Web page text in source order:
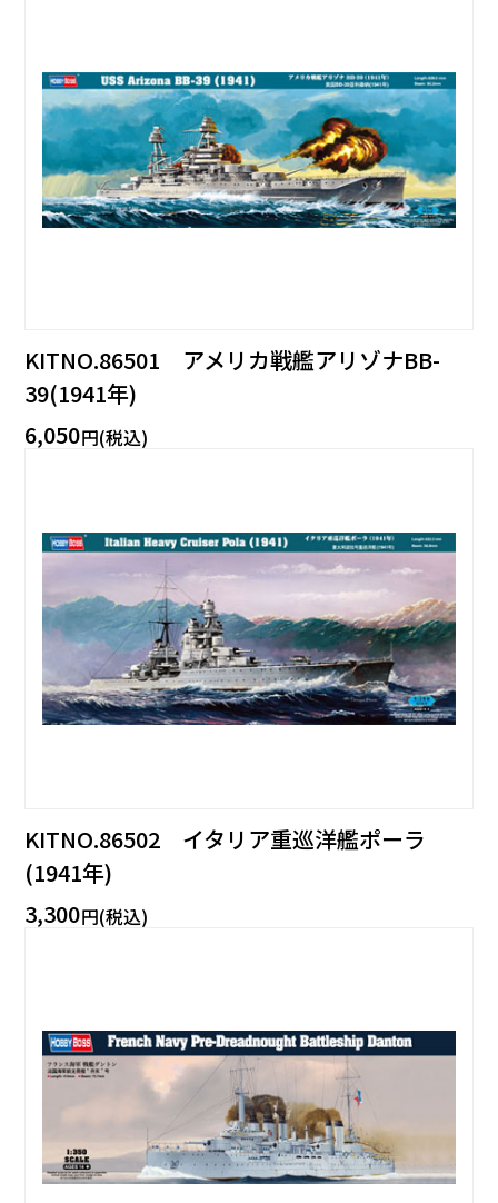
KITNO.86501 アメリカ戦艦アリゾナBB-
39(1941年)
6,050円(税込)
KITNO.86502 イタリア重巡洋艦ポーラ
(1941年)
3,300円(税込)